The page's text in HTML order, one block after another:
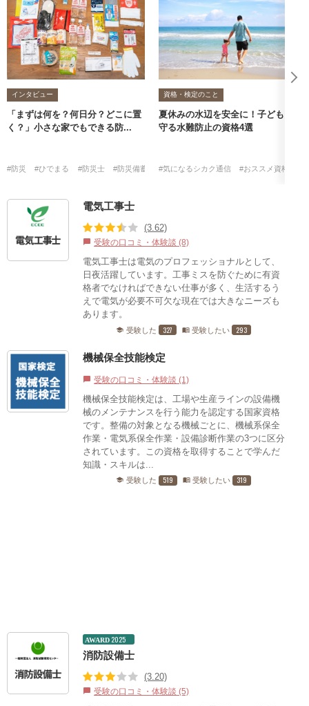
インタビュー
「まずは何を？何日分？どこに置
く？」小さな家でもできる防...
#防災 #ひでまる #防災士 #防災備蓄収納プランナー
資格・検定のこと
夏休みの水辺を安全に！子どもを
守る水難防止の資格4選
#気になるシカク通信 #おススメ資格・検
電気工事士
(3.62)
chat_bubble 受験の口コミ・体験談 (8)
電気工事士は電気のプロフェッショナルとして、
日夜活躍しています。工事ミスを防ぐために有資
格者でなければできない仕事が多く、生活するう
えで電気が必要不可欠な現在では大きなニーズも
あります。
school 受験した 327 menu_book 受験したい 293
機械保全技能検定
chat_bubble 受験の口コミ・体験談 (1)
機械保全技能検定は、工場や生産ラインの設備機
械のメンテナンスを行う能力を認定する国家資格
です。整備の対象となる機械ごとに、機械系保全
作業・電気系保全作業・設備診断作業の3つに区分
されています。この資格を取得することで学んだ
知識・スキルは...
school 受験した 519 menu_book 受験したい 319
AWARD 2025
消防設備士
(3.20)
chat_bubble 受験の口コミ・体験談 (5)